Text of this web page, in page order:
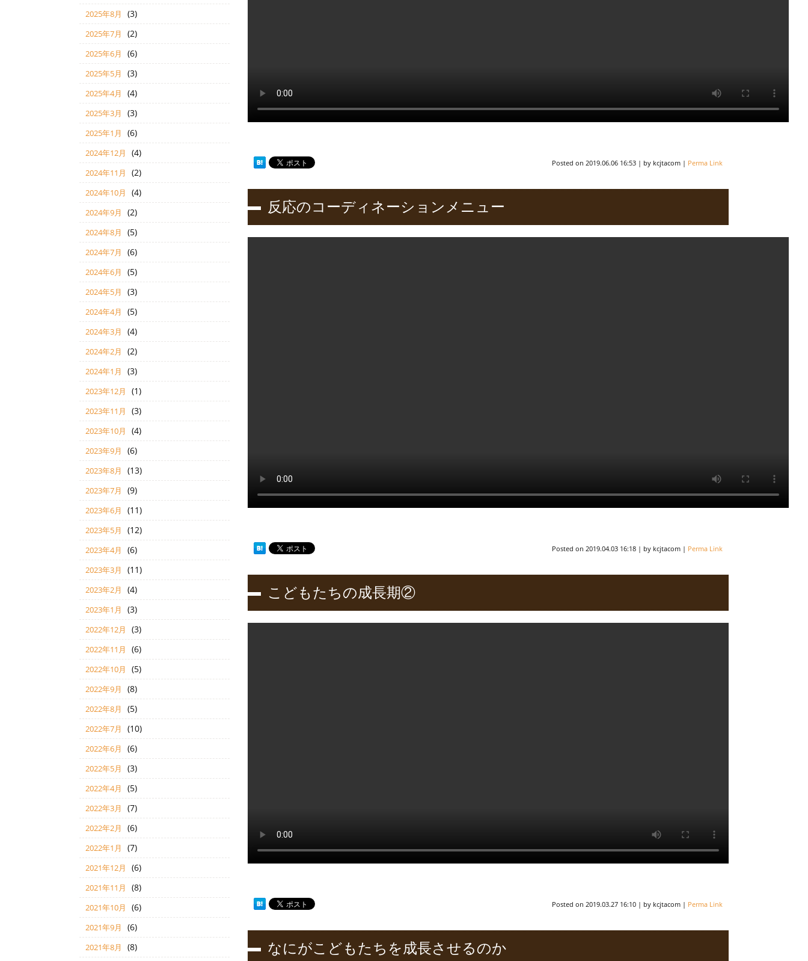
Posted on 2019.06.06 16:53 | by kcjtacom | Perma Link
反応のコーディネーションメニュー
Posted on 2019.04.03 16:18 | by kcjtacom | Perma Link
こどもたちの成長期②
Posted on 2019.03.27 16:10 | by kcjtacom | Perma Link
なにがこどもたちを成長させるのか
2025年8月 (3)
2025年7月 (2)
2025年6月 (6)
2025年5月 (3)
2025年4月 (4)
2025年3月 (3)
2025年1月 (6)
2024年12月 (4)
2024年11月 (2)
2024年10月 (4)
2024年9月 (2)
2024年8月 (5)
2024年7月 (6)
2024年6月 (5)
2024年5月 (3)
2024年4月 (5)
2024年3月 (4)
2024年2月 (2)
2024年1月 (3)
2023年12月 (1)
2023年11月 (3)
2023年10月 (4)
2023年9月 (6)
2023年8月 (13)
2023年7月 (9)
2023年6月 (11)
2023年5月 (12)
2023年4月 (6)
2023年3月 (11)
2023年2月 (4)
2023年1月 (3)
2022年12月 (3)
2022年11月 (6)
2022年10月 (5)
2022年9月 (8)
2022年8月 (5)
2022年7月 (10)
2022年6月 (6)
2022年5月 (3)
2022年4月 (5)
2022年3月 (7)
2022年2月 (6)
2022年1月 (7)
2021年12月 (6)
2021年11月 (8)
2021年10月 (6)
2021年9月 (6)
2021年8月 (8)